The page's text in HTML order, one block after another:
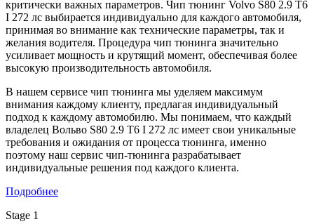
критически важных параметров. Чип тюнинг Volvo S80 2.9 T6
I 272 лс выбирается индивидуально для каждого автомобиля,
принимая во внимание как технические параметры, так и
желания водителя. Процедура чип тюнинга значительно
усиливает мощность и крутящий момент, обеспечивая более
высокую производительность автомобиля.
В нашем сервисе чип тюнинга мы уделяем максимум
внимания каждому клиенту, предлагая индивидуальный
подход к каждому автомобилю. Мы понимаем, что каждый
владелец Вольво S80 2.9 T6 I 272 лс имеет свои уникальные
требования и ожидания от процесса тюнинга, именно
поэтому наш сервис чип-тюнинга разрабатывает
индивидуальные решения под каждого клиента.
Подробнее
Stage 1